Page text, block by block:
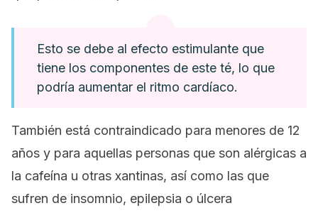
Esto se debe al efecto estimulante que
tiene los componentes de este té, lo que
podría aumentar el ritmo cardíaco.
También está contraindicado para menores de 12
años y para aquellas personas que son alérgicas a
la cafeína u otras xantinas, así como las que
sufren de insomnio, epilepsia o úlcera